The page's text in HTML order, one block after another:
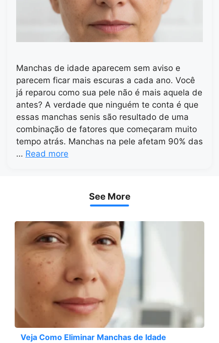
Manchas de idade aparecem sem aviso e
parecem ficar mais escuras a cada ano. Você
já reparou como sua pele não é mais aquela de
antes? A verdade que ninguém te conta é que
essas manchas senis são resultado de uma
combinação de fatores que começaram muito
tempo atrás. Manchas na pele afetam 90% das
… Read more
See More
Veja Como Eliminar Manchas de Idade